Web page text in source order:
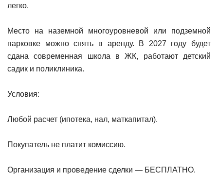
легко.
Место на наземной многоуровневой или подземной
парковке можно снять в аренду. В 2027 году будет
сдана современная школа в ЖК, работают детский
садик и поликлиника.
Условия:
Любой расчет (ипотека, нал, маткапитал).
Покупатель не платит комиссию.
Организация и проведение сделки — БЕСПЛАТНО.